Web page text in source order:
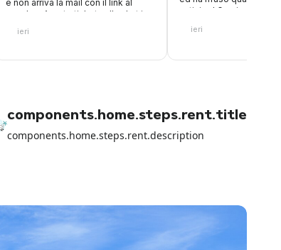
e non arriva la mail con il link al
voucher. Aperto ticket sulla chat in
ieri
anticipo! Grazie ancora
ieri
components.home.steps.rent.title
components.home.steps.rent.description